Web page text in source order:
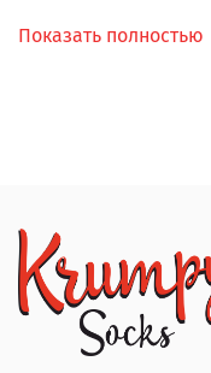
Всесезонные.
Показать полностью